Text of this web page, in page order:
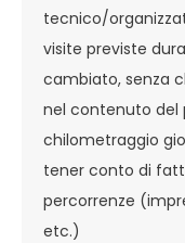
tecnico/
visite previste
cambiato, senza
nel contenuto del
chilometraggio
tener conto di
percorrenze
etc.)